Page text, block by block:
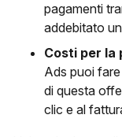
pagamenti
addebitato
Costi per la
Ads puoi
di questa
clic e al